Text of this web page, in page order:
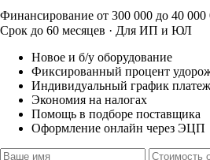
Финансирование от 300 000 до 40 000
Срок до 60 месяцев · Для ИП и ЮЛ
Новое и б/у оборудование
Фиксированный процент
Индивидуальный график
Экономия на налогах
Помощь в подборе поставщика
Оформление онлайн через ЭЦП